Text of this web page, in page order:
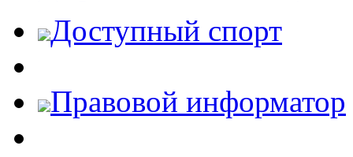
Доступный спорт
Правовой информатор